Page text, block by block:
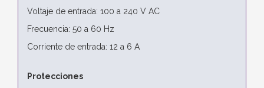
Voltaje de entrada: 100 a 240 V AC
Frecuencia: 50 a 60 Hz
Corriente de entrada: 12 a 6 A
Protecciones